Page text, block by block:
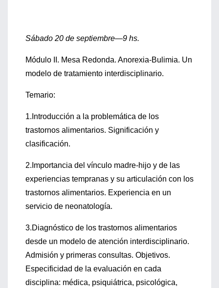
Sábado 20 de septiembre—9 hs.
Módulo II. Mesa Redonda. Anorexia-Bulimia. Un
modelo de tratamiento interdisciplinario.
Temario:
1.Introducción a la problemática de los
trastornos alimentarios. Significación y
clasificación.
2.Importancia del vínculo madre-hijo y de las
experiencias tempranas y su articulación con los
trastornos alimentarios. Experiencia en un
servicio de neonatología.
3.Diagnóstico de los trastornos alimentarios
desde un modelo de atención interdisciplinario.
Admisión y primeras consultas. Objetivos.
Especificidad de la evaluación en cada
disciplina: médica, psiquiátrica, psicológica,